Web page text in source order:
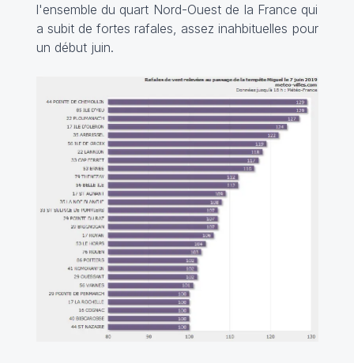
l'ensemble du quart Nord-Ouest de la France qui
a subit de fortes rafales, assez inahbituelles pour
un début juin.